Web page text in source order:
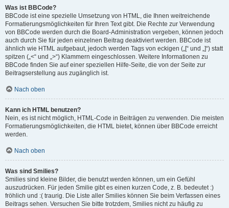
Was ist BBCode?
BBCode ist eine spezielle Umsetzung von HTML, die Ihnen weitreichende
Formatierungsmöglichkeiten für Ihren Text gibt. Die Rechte zur Verwendung
von BBCode werden durch die Board-Administration vergeben, können jedoch
auch durch Sie für jeden einzelnen Beitrag deaktiviert werden. BBCode ist
ähnlich wie HTML aufgebaut, jedoch werden Tags von eckigen („[“ und „]“) statt
spitzen („<“ und „>“) Klammern eingeschlossen. Weitere Informationen zu
BBCode finden Sie auf einer speziellen Hilfe-Seite, die von der Seite zur
Beitragserstellung aus zugänglich ist.
Nach oben
Kann ich HTML benutzen?
Nein, es ist nicht möglich, HTML-Code in Beiträgen zu verwenden. Die meisten
Formatierungsmöglichkeiten, die HTML bietet, können über BBCode erreicht
werden.
Nach oben
Was sind Smilies?
Smilies sind kleine Bilder, die benutzt werden können, um ein Gefühl
auszudrücken. Für jeden Smilie gibt es einen kurzen Code, z. B. bedeutet :)
fröhlich und :( traurig. Die Liste aller Smilies können Sie beim Verfassen eines
Beitrags sehen. Versuchen Sie bitte trotzdem, Smilies nicht zu häufig zu